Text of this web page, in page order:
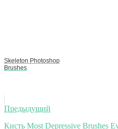
Skeleton Photoshop
Brushes
Навигация
по
Предыдущий
Кисть Most Depressive Brushes